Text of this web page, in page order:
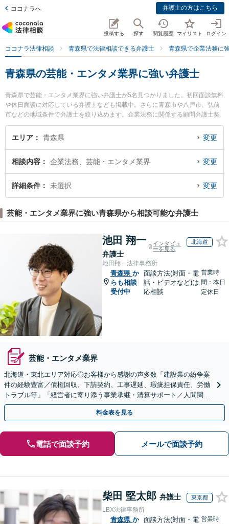
ココナラへ 弁護士の方はこちら
投稿する 探す 閲覧履歴 マイリスト ログイン
ココナラ法律相談 青森県で法律相談できる弁護士 青森県で企業法務に
青森県の芸能・エンタメ業界に強い弁護士
青森県で芸能・エンタメ業界に強い弁護士が5名見つかりました。初回面談無料
や休日面談に対応している弁護士なども掲載中。さらに青森市や八戸市、弘前
市などの地域条件で弁護士を絞り込めます。企業法務に関係する顧問弁護士契
約や契約書作成・リーガルチェック、雇用契約書・就業規則作成等の細かな分
野での絞り込み検索もでき便利です。特に弁護士法人青森リーガルサービス 八
みなどが注目されています。『青森県で土日や夜間に発生した芸能・エンタメ
業界のトラブルを今すぐに弁護士に相談したい』『芸能・エンタメ業界のトラ
ブル解決の実績豊富な近くの弁護士を検索したい』『初回相談無料で芸能・エ
エリア 青森県 変更
相談内容 企業法務、芸能・エンタメ業界 変更
詳細条件 未選択 変更
芸能・エンタメ業界に強い青森県から相談可能な弁護士
池田 翔一
弁護士
インタビュ
ーを見る
北海道
池田翔一法律事務所
青森県 か
らも相談
受付中
面談方法(対面・電
話・ビデオなど)は
応相談
営業時
間：本日
定休日
芸能・エンタメ業界
北海道・東北エリア対応◎お客様から感謝の声多数「建設業の紛争案
件の経験豊富／債権回収、下請契約、工事遅延、瑕疵担保責任、労働
トラブル等」「経営者に寄り添う事業承継・清算サポート／人間関係
を含め総合的アドバイス」顧問契約／WEB面談／夜間相談
料金表を見る
電話で面談予約 メールで面談予約
柴田 堅太郎 弁護士 東京都
LBX法律事務所
青森県 か 面談方法(対面・電 営業時